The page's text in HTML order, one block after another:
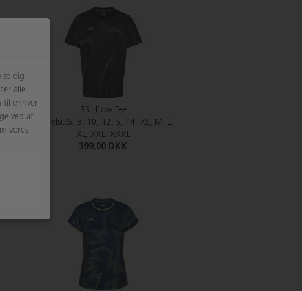
RSL Flow Tee
Størrelse:6, 8, 10, 12, S, 14, XS, M, L,
XL, XXL, XXXL
399,00 DKK
dig
alle
til enhver
ved at
vores